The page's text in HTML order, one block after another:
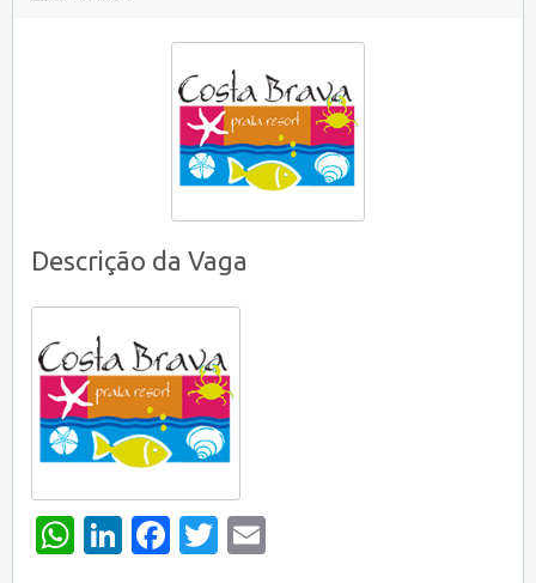
Descrição da Vaga
WhatsApp
LinkedIn
Facebook
Twitter